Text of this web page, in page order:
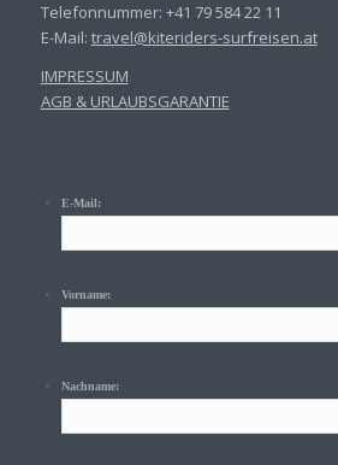
Telefonnummer: +41 79 584 22 11
E-Mail: travel@kiteriders-surfreisen.at
IMPRESSUM
AGB & URLAUBSGARANTIE
E-Mail:
Vorname:
Nachname: